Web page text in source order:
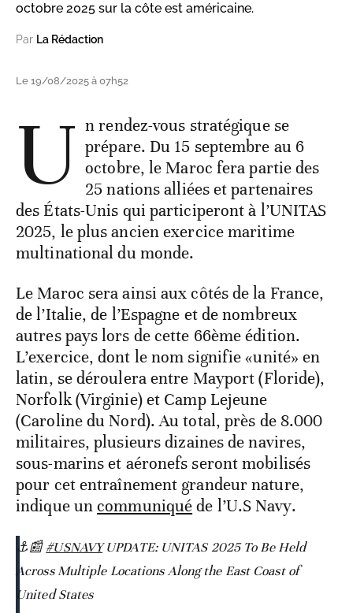
octobre 2025 sur la côte est américaine.
Par La Rédaction
Le 19/08/2025 à 07h52
U n rendez-vous stratégique se
prépare. Du 15 septembre au 6
octobre, le Maroc fera partie des
25 nations alliées et partenaires
des États-Unis qui participeront à l’UNITAS
2025, le plus ancien exercice maritime
multinational du monde.
Le Maroc sera ainsi aux côtés de la France,
de l’Italie, de l’Espagne et de nombreux
autres pays lors de cette 66ème édition.
L’exercice, dont le nom signifie «unité» en
latin, se déroulera entre Mayport (Floride),
Norfolk (Virginie) et Camp Lejeune
(Caroline du Nord). Au total, près de 8.000
militaires, plusieurs dizaines de navires,
sous-marins et aéronefs seront mobilisés
pour cet entraînement grandeur nature,
indique uncommuniquéde l’U.S Navy.
⚓📰#USNAVYUPDATE: UNITAS 2025 To Be Held
Across Multiple Locations Along the East Coast of
United States